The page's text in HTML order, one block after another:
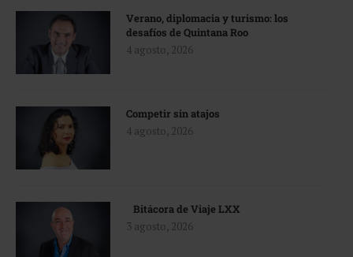
Verano, diplomacia y turismo: los
desafíos de Quintana Roo
4 agosto, 2026
Competir sin atajos
4 agosto, 2026
Bitácora de Viaje LXX
3 agosto, 2026